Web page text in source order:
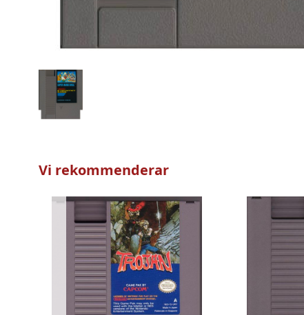
Vi rekommenderar